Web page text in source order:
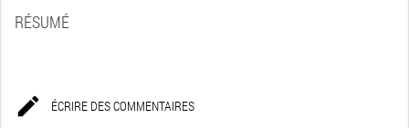
RÉSUMÉ
 ÉCRIRE DES COMMENTAIRES